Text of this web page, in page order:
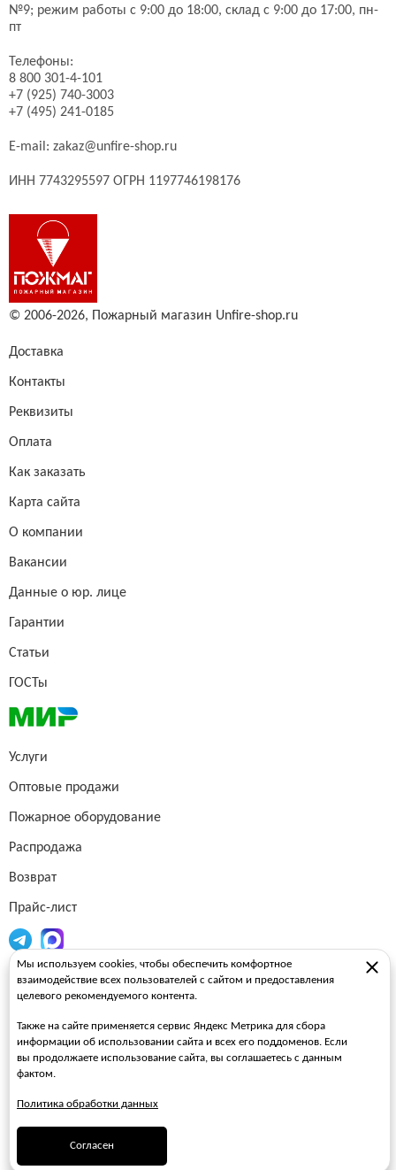
№9; режим работы с 9:00 до 18:00, склад с 9:00 до 17:00, пн-
пт
Телефоны:
8 800 301-4-101
+7 (925) 740-3003
+7 (495) 241-0185
E-mail: zakaz@unfire-shop.ru
ИНН 7743295597 ОГРН 1197746198176
© 2006-2026, Пожарный магазин Unfire-shop.ru
Доставка
Контакты
Реквизиты
Оплата
Как заказать
Карта сайта
О компании
Вакансии
Данные о юр. лице
Гарантии
Статьи
ГОСТы
Услуги
Оптовые продажи
Пожарное оборудование
Распродажа
Возврат
Прайс-лист
Огнетушители
Пожарные стволы
Пожарные шкафы
FAQ
Мы используем cookies, чтобы обеспечить комфортное
взаимодействие всех пользователей с сайтом и предоставления
целевого рекомендуемого контента.
Также на сайте применяется сервис Яндекс Метрика для сбора
информации об использовании сайта и всех его поддоменов. Если
вы продолжаете использование сайта, вы соглашаетесь с данным
фактом.
Политика обработки данных
Согласен